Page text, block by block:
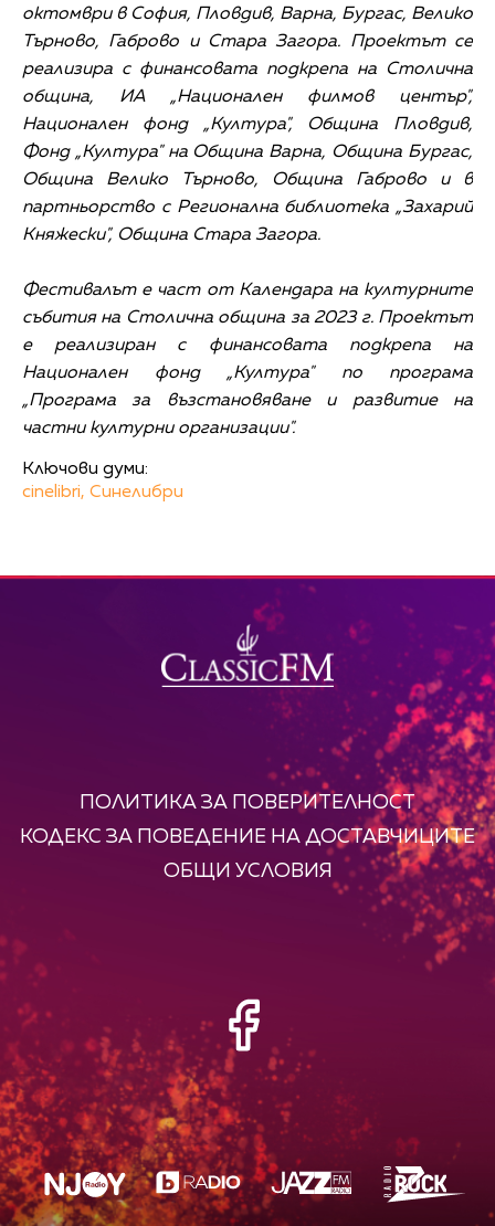
октомври в София, Пловдив, Варна, Бургас, Велико
Търново, Габрово и Стара Загора. Проектът се
реализира с финансовата подкрепа на Столична
община, ИА „Национален филмов център",
Национален фонд „Култура", Община Пловдив,
Фонд „Култура" на Община Варна, Община Бургас,
Община Велико Търново, Община Габрово и в
партньорство с Регионална библиотека „Захарий
Княжески", Община Стара Загора.
Фестивалът е част от Календара на културните
събития на Столична община за 2023 г. Проектът
е реализиран с финансовата подкрепа на
Национален фонд „Култура" по програма
„Програма за възстановяване и развитие на
частни културни организации".
Ключови думи:
cinelibri, Синелибри
ПОЛИТИКА ЗА ПОВЕРИТЕЛНОСТ
КОДЕКС ЗА ПОВЕДЕНИЕ НА ДОСТАВЧИЦИТЕ
ОБЩИ УСЛОВИЯ